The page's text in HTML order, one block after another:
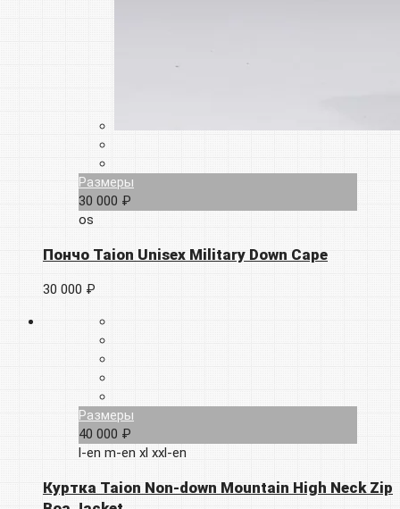
Размеры
30 000 ₽
os
Пончо Taion Unisex Military Down Cape
30 000 ₽
Размеры
40 000 ₽
l-en m-en xl xxl-en
Куртка Taion Non-down Mountain High Neck Zip